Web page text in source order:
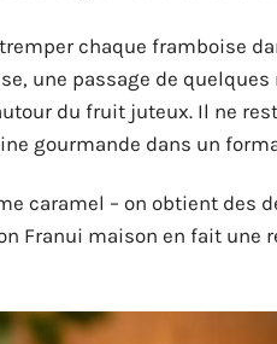
chaque framboise
une passage de
du fruit juteux. Il ne
gourmande dans un
caramel – on obtient des
Franui maison en fait une